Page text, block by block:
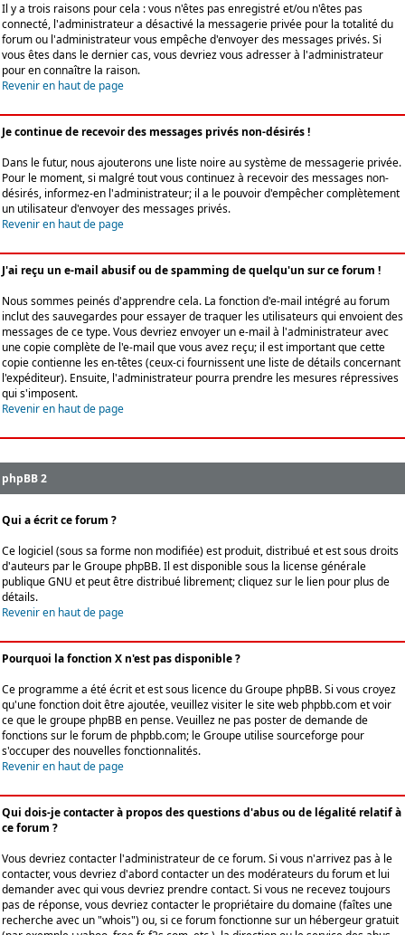
Il y a trois raisons pour cela : vous n'êtes pas enregistré et/ou n'êtes pas
connecté, l'administrateur a désactivé la messagerie privée pour la totalité du
forum ou l'administrateur vous empêche d'envoyer des messages privés. Si
vous êtes dans le dernier cas, vous devriez vous adresser à l'administrateur
pour en connaître la raison.
Revenir en haut de page
Je continue de recevoir des messages privés non-désirés !
Dans le futur, nous ajouterons une liste noire au système de messagerie privée.
Pour le moment, si malgré tout vous continuez à recevoir des messages non-
désirés, informez-en l'administrateur; il a le pouvoir d'empêcher complètement
un utilisateur d'envoyer des messages privés.
Revenir en haut de page
J'ai reçu un e-mail abusif ou de spamming de quelqu'un sur ce forum !
Nous sommes peinés d'apprendre cela. La fonction d'e-mail intégré au forum
inclut des sauvegardes pour essayer de traquer les utilisateurs qui envoient des
messages de ce type. Vous devriez envoyer un e-mail à l'administrateur avec
une copie complète de l'e-mail que vous avez reçu; il est important que cette
copie contienne les en-têtes (ceux-ci fournissent une liste de détails concernant
l'expéditeur). Ensuite, l'administrateur pourra prendre les mesures répressives
qui s'imposent.
Revenir en haut de page
phpBB 2
Qui a écrit ce forum ?
Ce logiciel (sous sa forme non modifiée) est produit, distribué et est sous droits
d'auteurs par leGroupe phpBB. Il est disponible sous la license générale
publique GNU et peut être distribué librement; cliquez sur le lien pour plus de
détails.
Revenir en haut de page
Pourquoi la fonction X n'est pas disponible ?
Ce programme a été écrit et est sous licence du Groupe phpBB. Si vous croyez
qu'une fonction doit être ajoutée, veuillez visiter le site web phpbb.com et voir
ce que le groupe phpBB en pense. Veuillez ne pas poster de demande de
fonctions sur le forum de phpbb.com; le Groupe utilise sourceforge pour
s'occuper des nouvelles fonctionnalités.
Revenir en haut de page
Qui dois-je contacter à propos des questions d'abus ou de légalité relatif à
ce forum ?
Vous devriez contacter l'administrateur de ce forum. Si vous n'arrivez pas à le
contacter, vous devriez d'abord contacter un des modérateurs du forum et lui
demander avec qui vous devriez prendre contact. Si vous ne recevez toujours
pas de réponse, vous devriez contacter le propriétaire du domaine (faîtes une
recherche avec un "whois") ou, si ce forum fonctionne sur un hébergeur gratuit